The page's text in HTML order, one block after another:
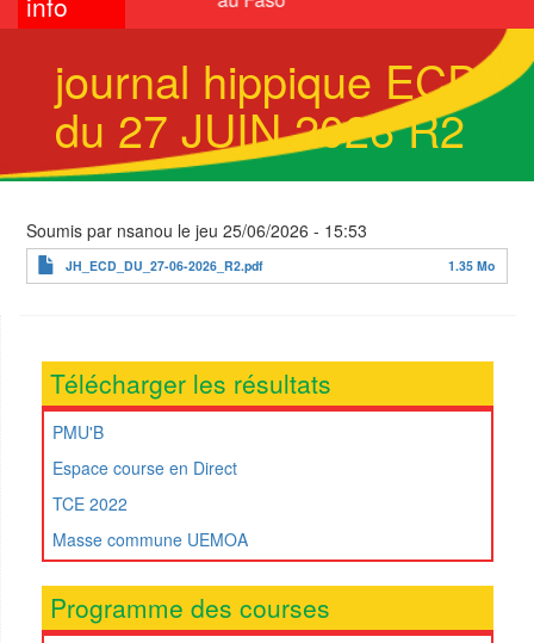
journal hippique ECD
du 27 JUIN 2026 R2
Soumis par nsanou le jeu 25/06/2026 - 15:53
JH_ECD_DU_27-06-2026_R2.pdf 1.35 Mo
Télécharger les résultats
PMU'B
Espace course en Direct
TCE 2022
Masse commune UEMOA
Programme des courses